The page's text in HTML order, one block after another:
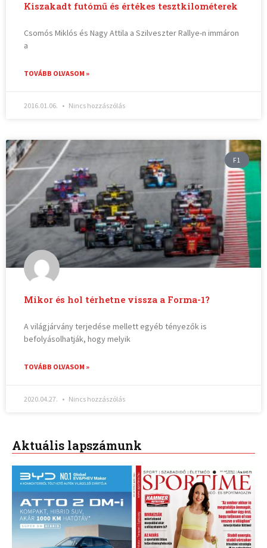
Kiszakadt futómű és értékes tesztkilométerek
Csomós Miklós és Nagy Attila a Szilveszter Rallye-n immáron
a
TOVÁBB OLVASOM »
2016.01.06. Nincs hozzászólás
F1
Mikor és hol térhetne vissza a Forma-1?
A világjárvány terjedése mellett egyéb tényezők is
befolyásolhatják, hogy melyik
TOVÁBB OLVASOM »
2020.04.27. Nincs hozzászólás
Aktuális lapszámunk